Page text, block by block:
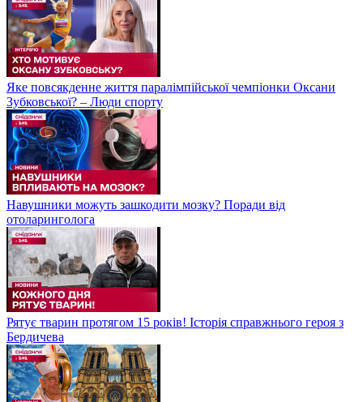
Яке повсякденне життя паралімпійської чемпіонки Оксани
Зубковської? – Люди спорту
Навушники можуть зашкодити мозку? Поради від
отоларинголога
Рятує тварин протягом 15 років! Історія справжнього героя з
Бердичева